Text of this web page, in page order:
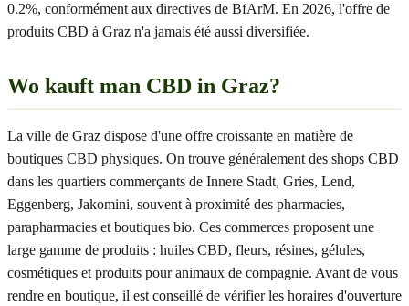
0.2%, conformément aux directives de BfArM. En 2026, l'offre de
produits CBD à Graz n'a jamais été aussi diversifiée.
Wo kauft man CBD in Graz?
La ville de Graz dispose d'une offre croissante en matière de
boutiques CBD physiques. On trouve généralement des shops CBD
dans les quartiers commerçants de Innere Stadt, Gries, Lend,
Eggenberg, Jakomini, souvent à proximité des pharmacies,
parapharmacies et boutiques bio. Ces commerces proposent une
large gamme de produits : huiles CBD, fleurs, résines, gélules,
cosmétiques et produits pour animaux de compagnie. Avant de vous
rendre en boutique, il est conseillé de vérifier les horaires d'ouverture